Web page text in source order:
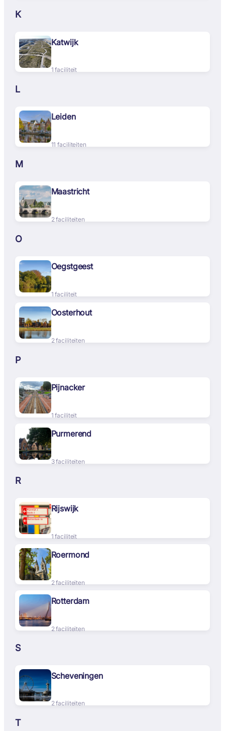
K
Katwijk
1 faciliteit
L
Leiden
11 faciliteiten
M
Maastricht
2 faciliteiten
O
Oegstgeest
1 faciliteit
Oosterhout
2 faciliteiten
P
Pijnacker
1 faciliteit
Purmerend
3 faciliteiten
R
Rijswijk
1 faciliteit
Roermond
2 faciliteiten
Rotterdam
2 faciliteiten
S
Scheveningen
2 faciliteiten
T